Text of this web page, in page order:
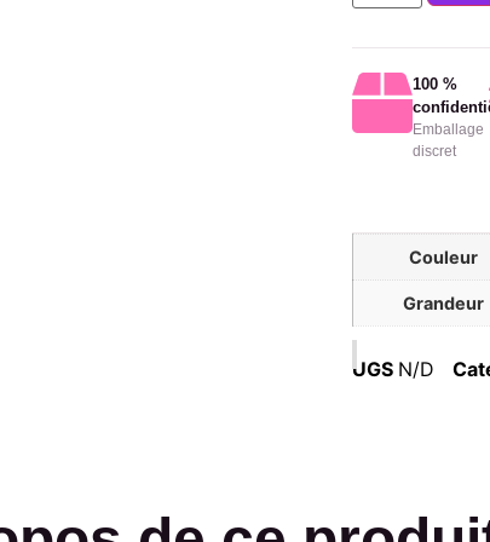
100 %
Emballage
discret
Couleur
Grandeur
UGS N/D